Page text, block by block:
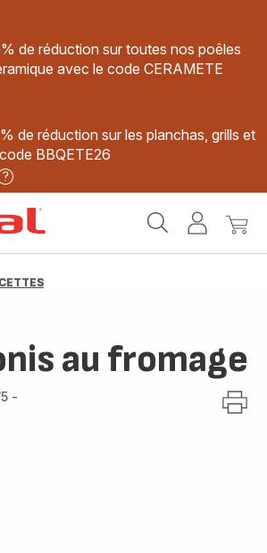
de réduction sur toutes nos poêles
avec le code CERAMETE
de réduction sur les planchas, grills et
BBQETE26
MonMon
au fromage
-